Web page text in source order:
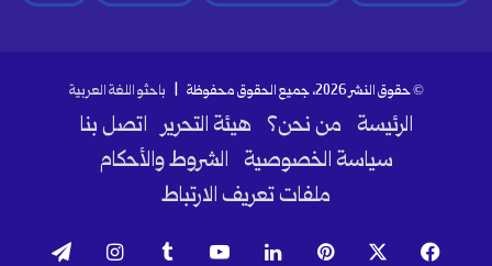
© حقوق النشر 2026، جميع الحقوق محفوظة | باحثو اللغة العربية
الرئيسة من نحن؟ هيئة التحرير اتصل بنا
سياسة الخصوصية الشروط والأحكام
ملفات تعريف الارتباط
فيسبوك بينتيريست لينكدإن ‫YouTube انستقرام